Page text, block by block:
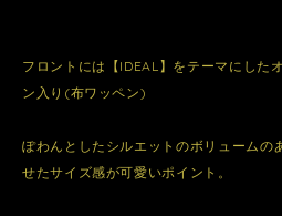
フロントには【IDEAL】をテーマにした
ン入り(布ワッペン)
ぽわんとしたシルエットのボリュームの
せたサイズ感が可愛いポイント。